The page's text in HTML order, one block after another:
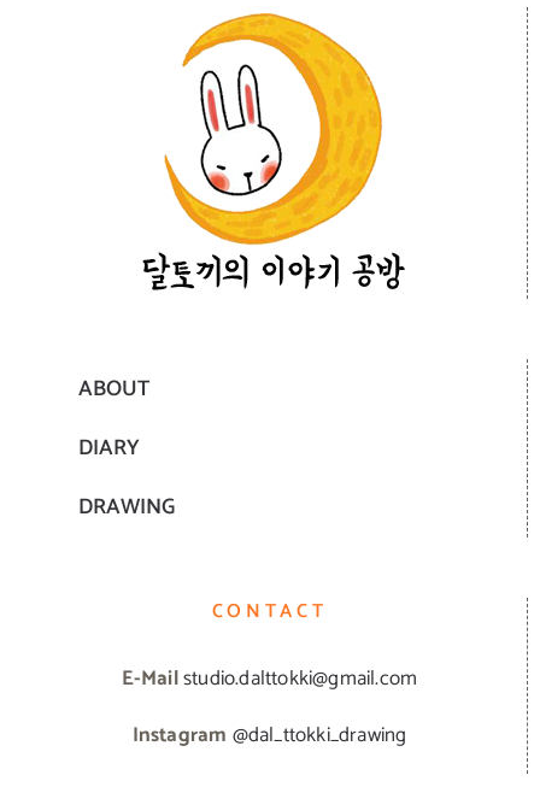
ABOUT
DIARY
DRAWING
CONTACT
E-Mailstudio.dalttokki@gmail.com
Instagram @dal_ttokki_drawing